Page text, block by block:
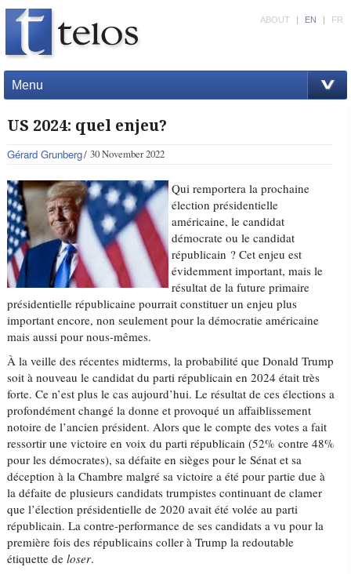
Menu
ABOUT | EN | FR
US 2024: quel enjeu?
Gérard Grunberg 30 November 2022
Qui remportera la prochaine
élection présidentielle
américaine, le candidat
démocrate ou le candidat
républicain ? Cet enjeu est
évidemment important, mais le
résultat de la future primaire
présidentielle républicaine pourrait constituer un enjeu plus
important encore, non seulement pour la démocratie américaine
mais aussi pour nous-mêmes.
À la veille des récentes midterms, la probabilité que Donald Trump
soit à nouveau le candidat du parti républicain en 2024 était très
forte. Ce n’est plus le cas aujourd’hui. Le résultat de ces élections a
profondément changé la donne et provoqué un affaiblissement
notoire de l’ancien président. Alors que le compte des votes a fait
ressortir une victoire en voix du parti républicain (52% contre 48%
pour les démocrates), sa défaite en sièges pour le Sénat et sa
déception à la Chambre malgré sa victoire a été pour partie due à
la défaite de plusieurs candidats trumpistes continuant de clamer
que l’élection présidentielle de 2020 avait été volée au parti
républicain. La contre-performance de ses candidats a vu pour la
première fois des républicains coller à Trump la redoutable
étiquette deloser.